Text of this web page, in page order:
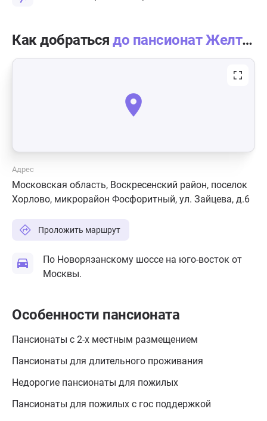
Как добратьсядо пансионат Желтый крест в Хорлово
Адрес
Московская область, Воскресенский район, поселок
Хорлово, микрорайон Фосфоритный, ул. Зайцева, д.6
Проложить маршрут
По Новорязанскому шоссе на юго-восток от
Москвы.
Особенности пансионата
Пансионаты с 2-х местным размещением
Пансионаты для длительного проживания
Недорогие пансионаты для пожилых
Пансионаты для пожилых с гос поддержкой